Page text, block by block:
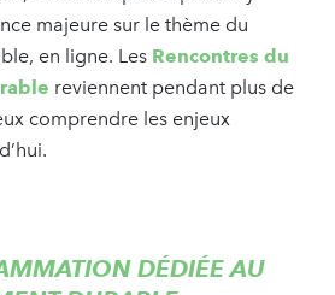
majeure sur le thème du
en ligne. Les Rencontres du
reviennent pendant plus de
comprendre les enjeux
DÉDIÉE AU